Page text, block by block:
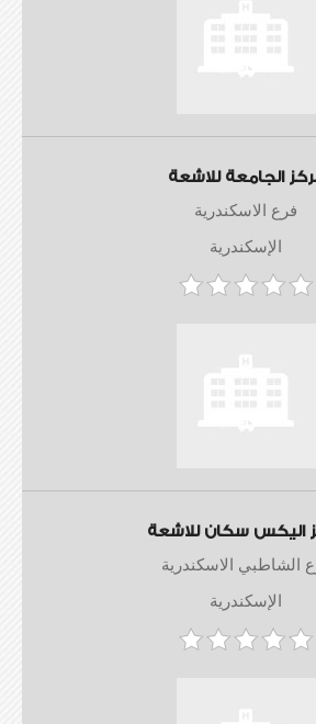
الجامعة للاشعة
فرع الاسكندرية
الإسكندرية
اليكس سكان للاشعة
الشاطبي الاسكندرية
الإسكندرية